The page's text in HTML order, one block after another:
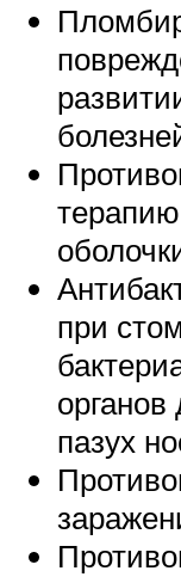
при
пазух